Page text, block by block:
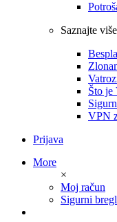
Saznajte
Što je
VPN
Prijava
More
×
Moj račun
Sigurni